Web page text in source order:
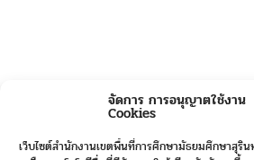
จัดการ การอนุญาตใช้งาน
Cookies
เว็บไซต์สำนักงานเขตพื้นที่การศึกษามัธยมศึกษาสุริน